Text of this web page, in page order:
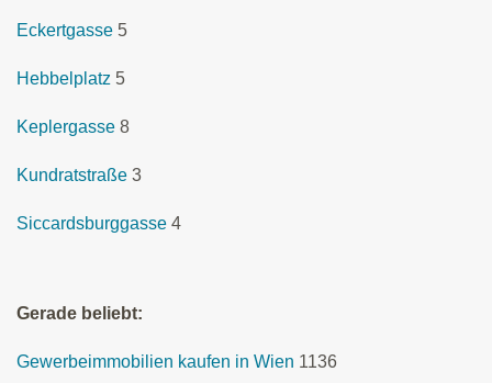
Eckertgasse 5
Hebbelplatz 5
Keplergasse 8
Kundratstraße 3
Siccardsburggasse 4
Gerade beliebt:
Gewerbeimmobilien kaufen in Wien 1136